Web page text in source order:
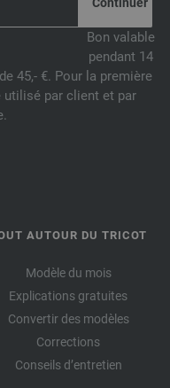
Bon valable
pendant 14
45,- €. Pour la première
utilisé par client et par
AUTOUR DU TRICOT
Modèle du mois
Explications gratuites
Convertir des modèles
Corrections
Conseils d’entretien